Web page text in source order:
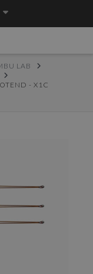
LAB
- X1C